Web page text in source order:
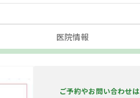
医院情報
ご予約やお問い合わせは